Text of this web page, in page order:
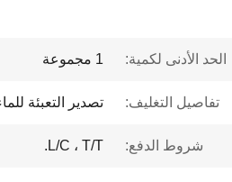
الحد الأدنى لكمية: 1 مجموعة
تفاصيل التغليف: تصدير التعبئة
شروط الدفع: L/C ، T/T.